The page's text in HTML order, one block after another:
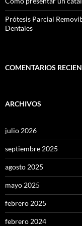
Prótesis Parcial
Dentales
COMENTARIOS
ARCHIVOS
julio 2026
septiembre 2025
agosto 2025
mayo 2025
febrero 2025
febrero 2024